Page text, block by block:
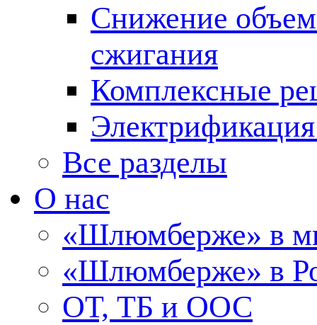
Снижение
сжигания
Комплексные
Все разделы
О нас
«Шлюмберже» в
«Шлюмберже» в
ОТ, ТБ и ООС